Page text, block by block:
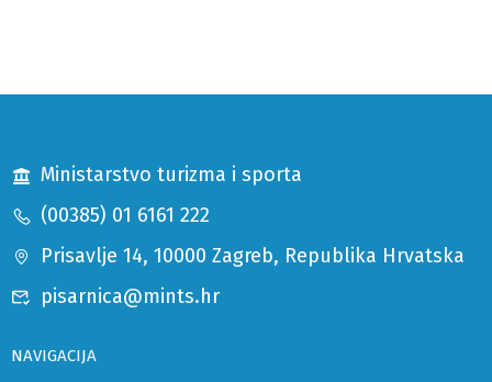
Ministarstvo turizma i sporta
(00385) 01 6161 222
Prisavlje 14, 10000 Zagreb, Republika Hrvatska
pisarnica@mints.hr
NAVIGACIJA